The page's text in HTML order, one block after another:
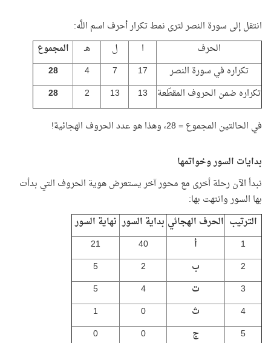
انتقل إلى سورة النصر لترى نمط تكرار أحرف اسم اللَّه:
الحرف
ا ل هـ
المجموع
تكراره في سورة النصر
17
7
4
28
تكراره ضمن الحروف المقطّعة
13
13
2
28
في الحالتين المجموع = 28، وهذا هو عدد الحروف الهجائية!
بدايات السور وخواتمها
نبدأ الآن رحلة أخرى مع محور آخر يستعرض هوية الحروف التي بدأت
بها السور وانتهت بها:
الترتيب الحرف الهجائي بداية السور نهاية السور
1
أ 40
21
2
ب 2
5
3
ت 4
5
4
ث 0
1
5
ج 0
0